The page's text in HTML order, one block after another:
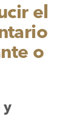
el
o
y